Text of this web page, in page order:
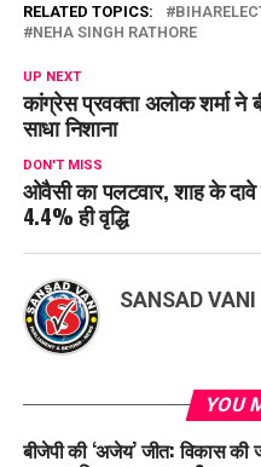
RELATED TOPICS:
NEHA SINGH RATHORE
UP NEXT
कांग्रेस प्रवक्ता अलोक शर्मा ने
साधा निशाना
DON'T MISS
ओवैसी का पलटवार, शाह के
4.4% ही वृद्धि
SANSAD VANI
YOU
बीजेपी की ‘अजेय’ जीत: विकास की